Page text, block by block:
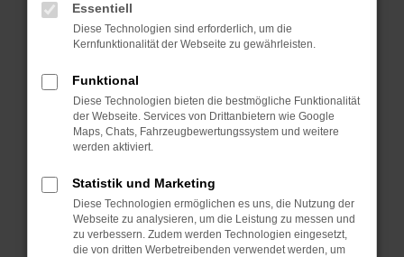
Überprüfe deine Firewall und deine
Internetverbindung.
deine Suchmaschine?
Prüfe deine Browsererweiterungen.
Manche Erweiterungen, wie
bestimmter Seiten verhindern.
Funktioniert die Seite in einem anderen
Browser oder in einem privaten Fenster?
Essentiell
Diese Technologien sind erforderlich, um die
Kernfunktionalität der Webseite zu gewährleisten.
Funktional
Diese Technologien bieten die bestmögliche Funktionalität
der Webseite. Services von Drittanbietern wie Google
Maps, Chats, Fahrzeugbewertungssystem und weitere
werden aktiviert.
Statistik und Marketing
Diese Technologien ermöglichen es uns, die Nutzung der
Webseite zu analysieren, um die Leistung zu messen und
zu verbessern. Zudem werden Technologien eingesetzt,
die von dritten Werbetreibenden verwendet werden, um